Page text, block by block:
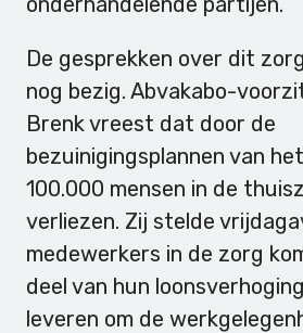
De gesprekken over dit
nog bezig. Abvakabo-
Brenk vreest dat door de
bezuinigingsplannen van
100.000 mensen in de
verliezen. Zij stelde
medewerkers in de zorg
deel van hun
leveren om de